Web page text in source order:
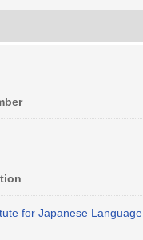
for Japanese Language